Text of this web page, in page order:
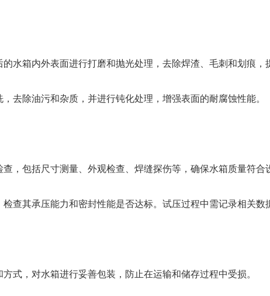
箱内外表面进行打磨和抛光处理，去除焊渣、毛刺和划痕，
除油污和杂质，并进行钝化处理，增强表面的耐腐蚀性能。
包括尺寸测量、外观检查、焊缝探伤等，确保水箱质量符合
其承压能力和密封性能是否达标。试压过程中需记录相关数
，对水箱进行妥善包装，防止在运输和储存过程中受损。